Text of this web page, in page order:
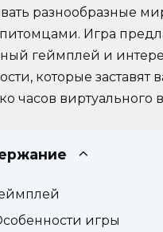
разнообразные
Игра
геймплей и
которые заставят
часов виртуального
игры